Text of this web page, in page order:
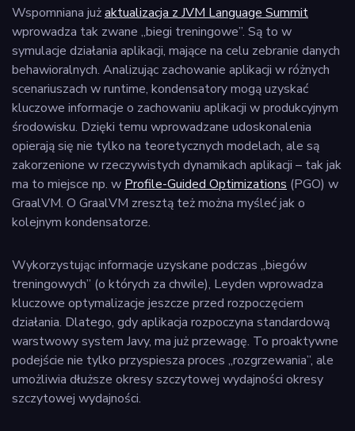
Wspomniana jużaktualizacja z JVM Language Summit
wprowadza tak zwane „biegi treningowe”. Są to w
symulacje działania aplikacji, mające na celu zebranie danych
behawioralnych. Analizując zachowanie aplikacji w różnych
scenariuszach w runtime, kondensatory mogą uzyskać
kluczowe informacje o zachowaniu aplikacji w produkcyjnym
środowisku. Dzięki temu wprowadzane udoskonalenia
opierają się nie tylko na teoretycznych modelach, ale są
zakorzenione w rzeczywistych dynamikach aplikacji – tak jak
ma to miejsce np. w Profile-Guided Optimizations (PGO) w
GraalVM. O GraalVM zresztą też można myśleć jak o
kolejnym kondensatorze.
Wykorzystując informacje uzyskane podczas „biegów
treningowych” (o których za chwile), Leyden wprowadza
kluczowe optymalizacje jeszcze przed rozpoczęciem
działania. Dlatego, gdy aplikacja rozpoczyna standardową
warstwowy system Javy, ma już przewagę. To proaktywne
podejście nie tylko przyspiesza proces „rozgrzewania”, ale
umożliwia dłuższe okresy szczytowej wydajności okresy
szczytowej wydajności.